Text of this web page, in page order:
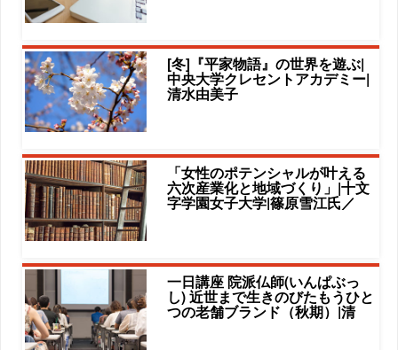
[冬]『平家物語』の世界を遊ぶ|
中央大学クレセントアカデミー|
清水由美子
「女性のポテンシャルが叶える
六次産業化と地域づくり」|十文
字学園女子大学|篠原雪江氏／
一日講座 院派仏師(いんぱぶっ
し) 近世まで生きのびたもうひと
つの老舗ブランド（秋期）|清